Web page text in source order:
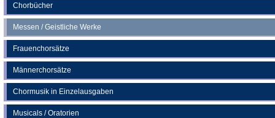
Chorbücher
Messen / Geistliche Werke
Frauenchorsätze
Männerchorsätze
Chormusik in Einzelausgaben
Musicals / Oratorien